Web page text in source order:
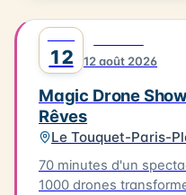
publics. Vous pourrez
à base de produits de
restaurateurs locaux. L'événement se déroule à
12 12 août 2026
Magic Drone
Rêves
Le Touquet-Paris-
70 minutes d'un
1000 drones